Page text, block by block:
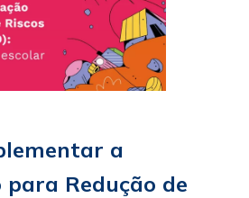
a
para Redução de